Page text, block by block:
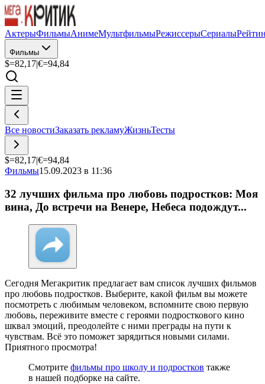
АктерыФильмыАнимеМультфильмыРежиссерыСериалы
Фильмы
$=82,17|€=94,84
Все новостиЗаказать рекламуЖизньТесты
$=82,17|€=94,84
Фильмы15.09.2023 в 11:36
32 лучших фильма про любовь подростков: Моя
вина, До встречи на Венере, Небеса подождут...
Сегодня Мегакритик предлагает вам список лучших фильмов
про любовь подростков. Выберите, какой фильм вы можете
посмотреть с любимым человеком, вспомните свою первую
любовь, переживите вместе с героями подросткового кино
шквал эмоций, преодолейте с ними преграды на пути к
чувствам. Всё это поможет зарядиться новыми силами.
Приятного просмотра!
Смотрите фильмы про школу и подростков также
в нашей подборке на сайте.